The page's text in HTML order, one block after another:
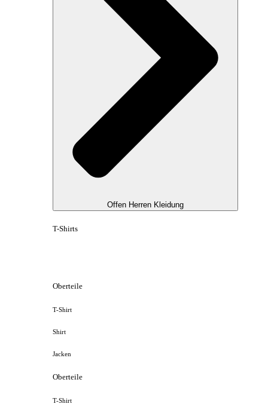
Offen Herren Kleidung
T-Shirts
Oberteile
T-Shirt
Shirt
Jacken
Oberteile
T-Shirt